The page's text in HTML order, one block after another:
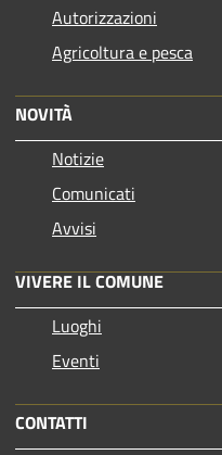
Autorizzazioni
Agricoltura e pesca
NOVITÀ
Notizie
Comunicati
Avvisi
VIVERE IL COMUNE
Luoghi
Eventi
CONTATTI